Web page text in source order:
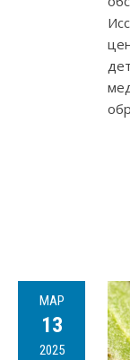
МАР
13
2025